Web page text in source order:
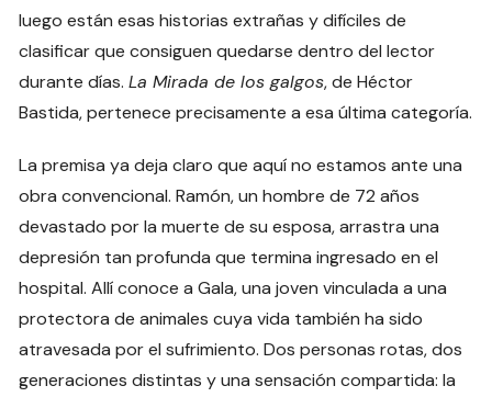
luego están esas historias extrañas y difíciles de
clasificar que consiguen quedarse dentro del lector
durante días.La Mirada de los galgos, de Héctor
Bastida, pertenece precisamente a esa última categoría.
La premisa ya deja claro que aquí no estamos ante una
obra convencional. Ramón, un hombre de 72 años
devastado por la muerte de su esposa, arrastra una
depresión tan profunda que termina ingresado en el
hospital. Allí conoce a Gala, una joven vinculada a una
protectora de animales cuya vida también ha sido
atravesada por el sufrimiento. Dos personas rotas, dos
generaciones distintas y una sensación compartida: la